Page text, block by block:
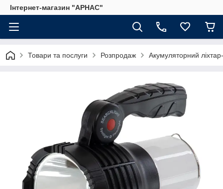
Інтернет-магазин "АРНАС"
Товари та послуги Розпродаж Акумуляторний